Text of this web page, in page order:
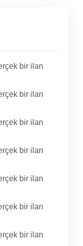
bir ilan
bir ilan
bir ilan
bir ilan
bir ilan
bir ilan
bir ilan